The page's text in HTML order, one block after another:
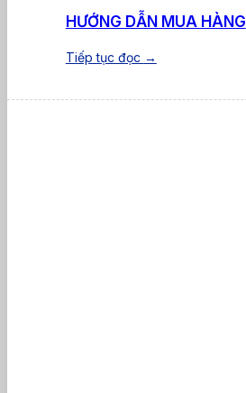
HƯỚNG DẪN MUA HÀNG
Tiếp tục đọc →